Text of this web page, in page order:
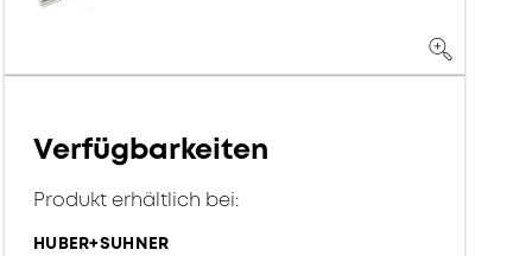
Verfügbarkeiten
Produkt erhältlich bei:
HUBER+SUHNER